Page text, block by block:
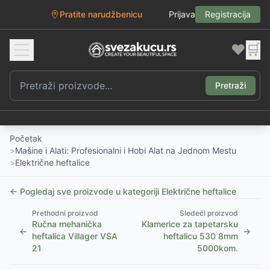
Pratite narudžbenicu Prijava Registracija
❤️ 🛒
Pretraži
Početak
>Mašine i Alati: Profesionalni i Hobi Alat na Jednom Mestu
>Električne heftalice
← Pogledaj sve proizvode u kategoriji Električne heftalice
←
Prethodni proizvod
Ručna mehanička
heftalica Villager VSA
21
Sledeći proizvod
Klamerice za tapetarsku
heftalicu 530 8mm
5000kom.
→